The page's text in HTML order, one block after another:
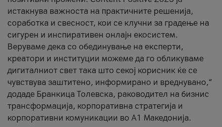
истакнува важноста на практичните решенија,
соработка и свесност, кои се клучни за градење на
сигурен и инспиративен онлајн екосистем.
Веруваме дека со обединување на експерти,
креатори и институции можеме да го обликуваме
дигиталниот свет така што секој корисник ќе се
чувствува заштитено, информирано и вреднувано,“
додаде Бранкица Толевска, раководител на бизнис
трансформација, корпоративна стратегија и
корпоративни комуникации во А1 Македонија.